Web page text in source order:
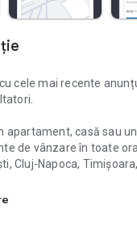
cele mai recente
apartament, casă sau
de vânzare în toate
Cluj-Napoca,
anunțuri imobiliare din